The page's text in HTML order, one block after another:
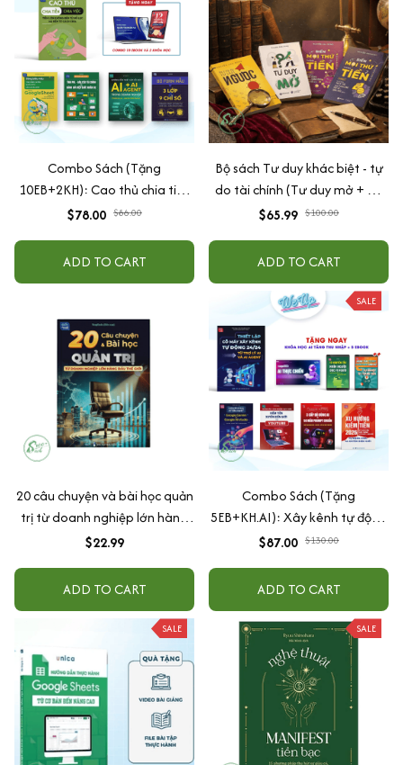
Combo Sách (Tặng
10EB+2KH): Cao thủ chia tiền
+ Biểu mẫu tính lương + Form 3
Agent 24/7
$78.00 $86.00
ADD TO CART
Bộ sách Tư duy khác biệt - tự
do tài chính (Tư duy mở + Tư
duy ngược + Biến mọi thứ
$65.99 $100.00
ADD TO CART
20 câu chuyện và bài học quản
trị từ doanh nghiệp lớn hàng
đầu thế giới
$22.99
ADD TO CART
SALE
Combo Sách (Tặng
5EB+KH.AI): Xây kênh tự động
AI Agent + AI siêu mạnh + 3
+ Xu hướng
$87.00 $130.00
ADD TO CART
SALE SALE